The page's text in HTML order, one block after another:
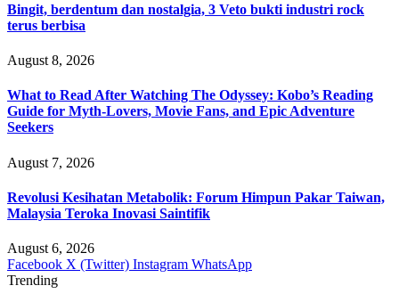
Bingit, berdentum dan nostalgia, 3 Veto bukti industri rock
terus berbisa
August 8, 2026
What to Read After Watching The Odyssey: Kobo’s Reading
Guide for Myth-Lovers, Movie Fans, and Epic Adventure
Seekers
August 7, 2026
Revolusi Kesihatan Metabolik: Forum Himpun Pakar Taiwan,
Malaysia Teroka Inovasi Saintifik
August 6, 2026
Facebook X (Twitter) Instagram WhatsApp
Trending